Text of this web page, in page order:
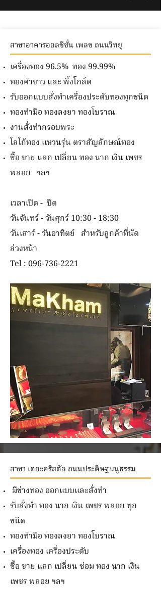
สาขาอาคารออลซีซั่น เพลซ ถนนวิทยุ
เครื่องทอง 96.5% ทอง 99.99%
ทองคำขาว และ พิ้งโกล์ด
รับออกแบบสั่งทำเครื่องประดับทองทุกชนิด
ทองทำมือ ทองลงยา ทองโบราณ
งานสั่งทำกรอบพระ
โลโก้ทอง แหวนรุ่น ตราสัญลักษณ์ทอง
ซื้อ ขาย แลก เปลี่ยน ทอง นาก เงิน เพชร
พลอย ฯลฯ
เวลาเปิด - ปิด
วันจันทร์ - วันศุกร์ 10:30 - 18:30
วันเสาร์ - วันอาทิตย์ สำหรับลูกค้าที่นัด
ล่วงหน้า
Tel :096-736-2221
สาขา เดอะคริสตัล ถนนประดิษฐมนูธรรม
มีช่างทอง ออกแบบและสั่งทำ
รับสั่งทำ ทอง นาก เงิน เพชร พลอย ทุก
ชนิด
ทองทำมือ ทองลงยา ทองโบราณ
เครื่องทอง เครื่องประดับ
ซื้อ ขาย แลก เปลี่ยน ซ่อม ทอง นาก เงิน
เพชร พลอย ฯลฯ